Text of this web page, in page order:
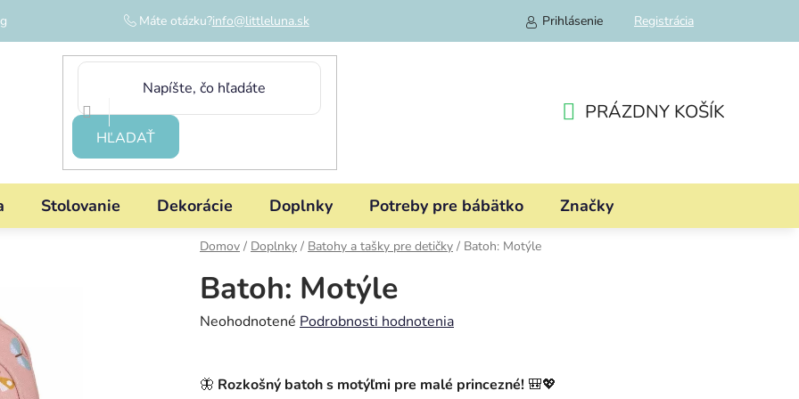
Máte otázku?info@littleluna.sk Prihlásenie Registrácia
HĽADAŤ
KOŠÍK
PRÁZDNY KOŠÍK
Stolovanie Dekorácie Doplnky Potreby pre bábätko Značky
Domov / Doplnky / Batohy a tašky pre detičky / Batoh: Motýle
Batoh: Motýle
Priemerné
je
Neohodnotené Podrobnosti hodnotenia
🦋 Rozkošný batoh s motýľmi pre malé princezné! 🎒💖